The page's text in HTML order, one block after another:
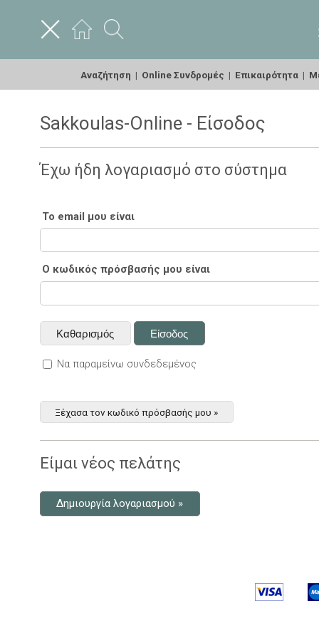
Αναζήτηση | Online Συνδρομές | Επικαιρότητα |
Sakkoulas-Online - Είσοδος
Έχω ήδη λογαριασμό στο σύστημα
Το email μου είναι
Ο κωδικός πρόσβασής μου είναι
Να παραμείνω συνδεδεμένος
Ξέχασα τον κωδικό πρόσβασής μου »
Είμαι νέος πελάτης
Δημιουργία λογαριασμού »